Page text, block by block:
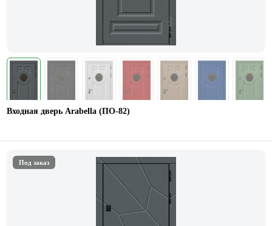
Входная дверь Arabella (ПО-82)
Под заказ